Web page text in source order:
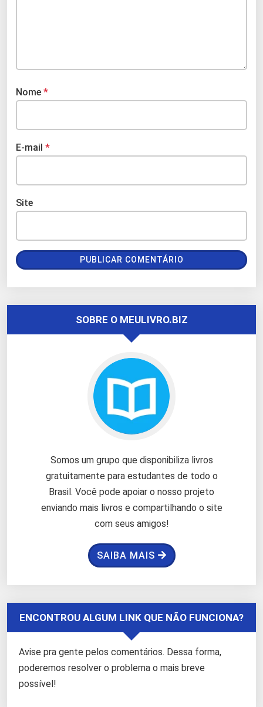
Nome *
E-mail *
Site
SOBRE O MEULIVRO.BIZ
Somos um grupo que disponibiliza livros
gratuitamente para estudantes de todo o
Brasil. Você pode apoiar o nosso projeto
enviando mais livros e compartilhando o site
com seus amigos!
SAIBA MAIS
ENCONTROU ALGUM LINK QUE NÃO FUNCIONA?
Avise pra gente pelos comentários. Dessa forma,
poderemos resolver o problema o mais breve
possível!